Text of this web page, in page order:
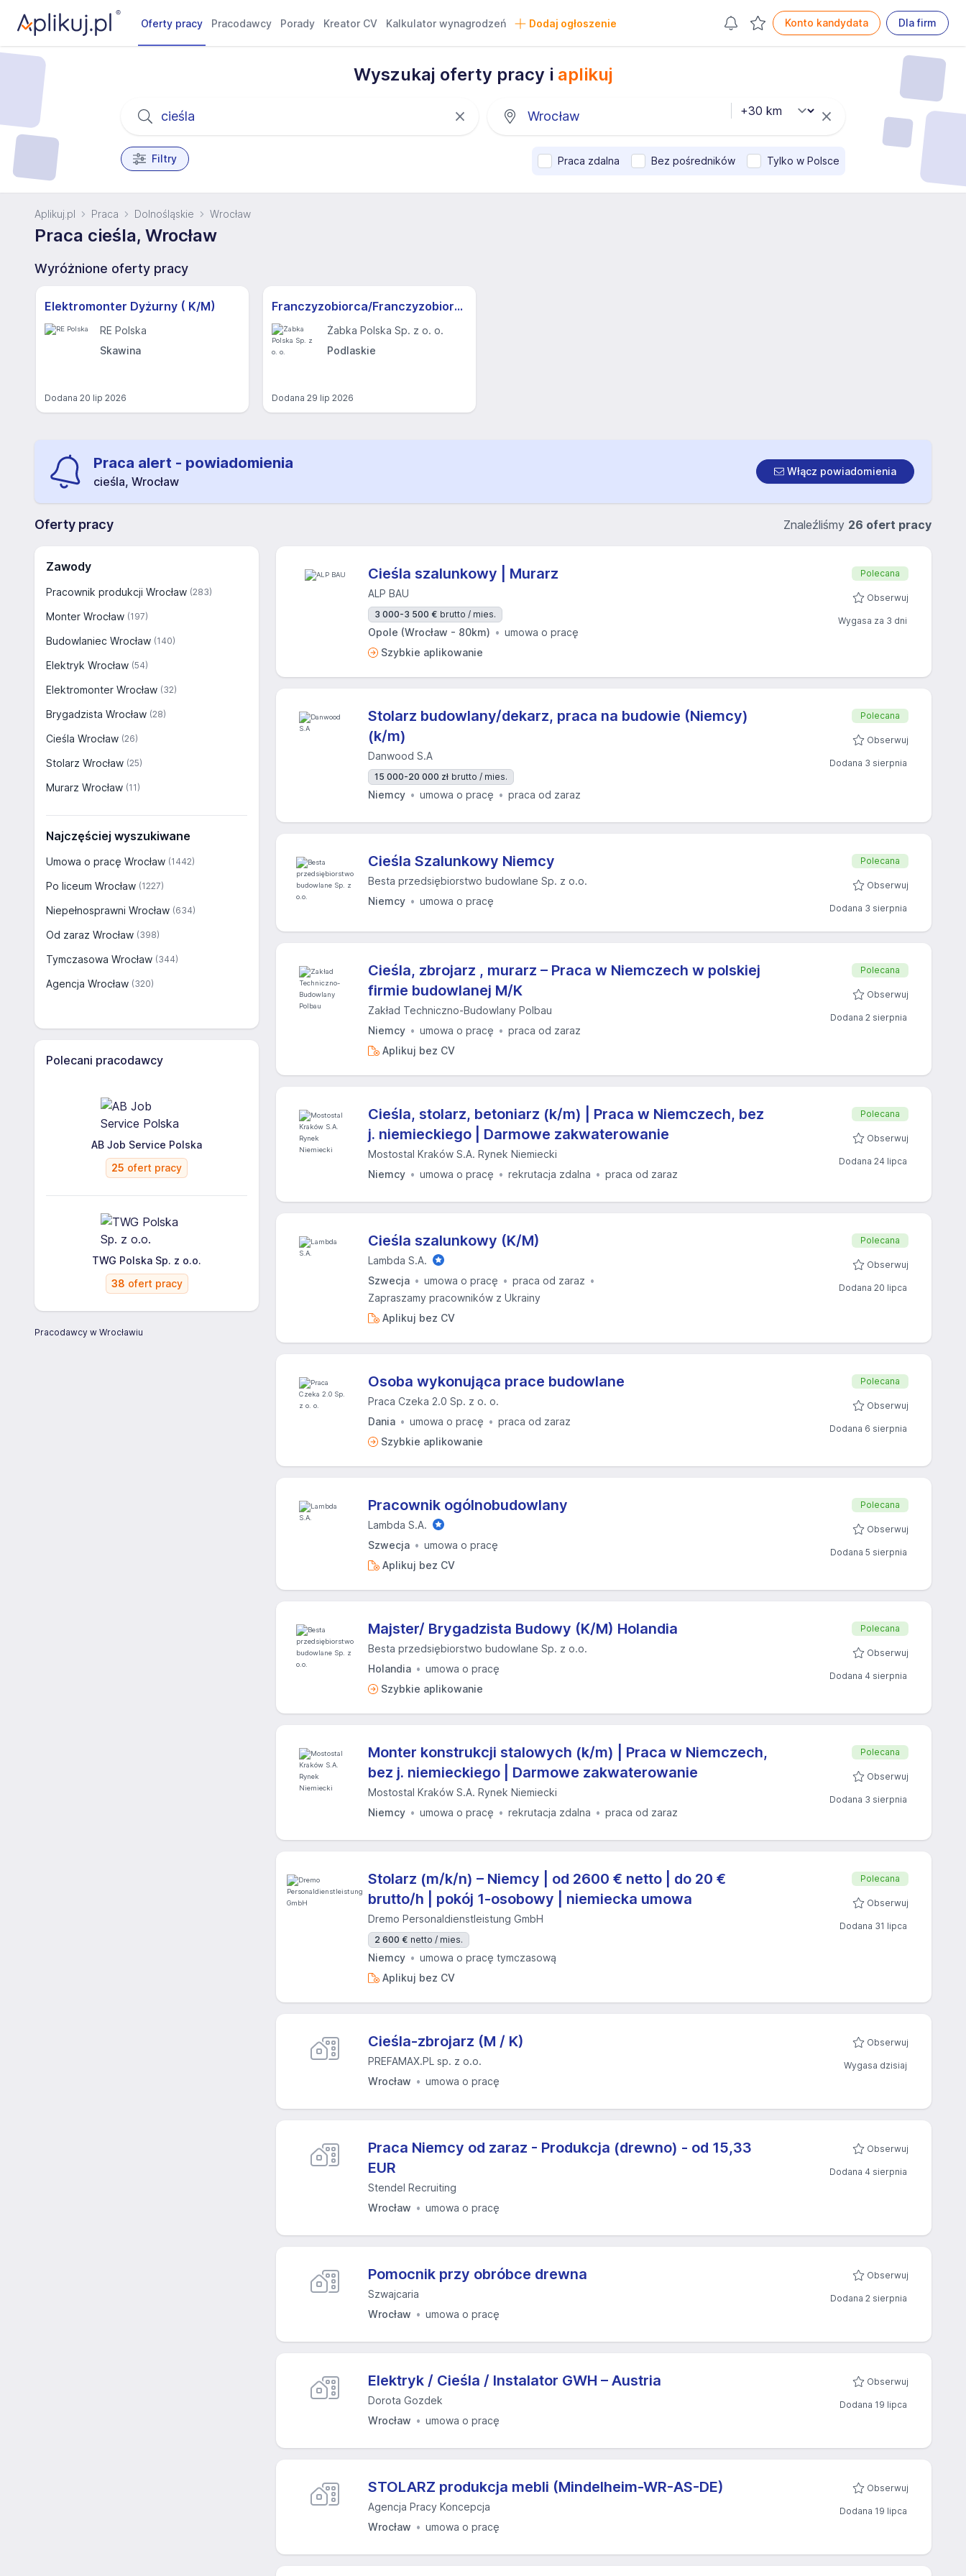
Oferty pracy Pracodawcy Porady Kreator CV Kalkulator wynagrodzeń Dodaj ogłoszenie Konto kandydata Dla firm
Wyszukaj oferty pracy i aplikuj
Filtry Praca zdalna Bez pośredników Tylko w Polsce
Aplikuj.pl Praca Dolnośląskie Wrocław
Praca cieśla, Wrocław
Wyróżnione oferty pracy
Elektromonter Dyżurny ( K/M)
RE Polska
Skawina
Dodana 20 lip 2026
Franczyzobiorca/Franczyzobiorczyni sklepu Żabka
Żabka Polska Sp. z o. o.
Podlaskie
Dodana 29 lip 2026
Praca alert - powiadomienia
cieśla, Wrocław
Włącz powiadomienia
Oferty pracy Znaleźliśmy 26 ofert pracy
Zawody
Pracownik produkcji Wrocław (283)
Monter Wrocław (197)
Budowlaniec Wrocław (140)
Elektryk Wrocław (54)
Elektromonter Wrocław (32)
Brygadzista Wrocław (28)
Cieśla Wrocław (26)
Stolarz Wrocław (25)
Murarz Wrocław (11)
Najczęściej wyszukiwane
Umowa o pracę Wrocław (1442)
Po liceum Wrocław (1227)
Niepełnosprawni Wrocław (634)
Od zaraz Wrocław (398)
Tymczasowa Wrocław (344)
Agencja Wrocław (320)
Polecani pracodawcy
AB Job Service Polska
25 ofert pracy
TWG Polska Sp. z o.o.
38 ofert pracy
Pracodawcy w Wrocławiu
Cieśla szalunkowy | Murarz
ALP BAU
3 000-3 500 € brutto / mies.
Opole (Wrocław - 80km)
umowa o pracę
Szybkie aplikowanie
Polecana
Obserwuj
Wygasa za 3 dni
Stolarz budowlany/dekarz, praca na budowie (Niemcy)
(k/m)
Danwood S.A
15 000-20 000 zł brutto / mies.
Niemcy umowa o pracę praca od zaraz
Polecana
Obserwuj
Dodana 3 sierpnia
Cieśla Szalunkowy Niemcy
Besta przedsiębiorstwo budowlane Sp. z o.o.
Niemcy
umowa o pracę
Polecana
Obserwuj
Dodana 3 sierpnia
Cieśla, zbrojarz , murarz – Praca w Niemczech w polskiej
firmie budowlanej M/K
Zakład Techniczno-Budowlany Polbau
Niemcy
umowa o pracę
praca od zaraz
Aplikuj bez CV
Polecana
Obserwuj
Dodana 2 sierpnia
Cieśla, stolarz, betoniarz (k/m) | Praca w Niemczech, bez
j. niemieckiego | Darmowe zakwaterowanie
Mostostal Kraków S.A. Rynek Niemiecki
Niemcy
umowa o pracę rekrutacja zdalna praca od zaraz
Polecana
Obserwuj
Dodana 24 lipca
Cieśla szalunkowy (K/M)
Lambda S.A.
Szwecja
umowa o pracę
praca od zaraz
Zapraszamy pracowników z Ukrainy
Aplikuj bez CV
Polecana
Obserwuj
Dodana 20 lipca
Osoba wykonująca prace budowlane
Praca Czeka 2.0 Sp. z o. o.
Dania
umowa o pracę
praca od zaraz
Szybkie aplikowanie
Polecana
Obserwuj
Dodana 6 sierpnia
Pracownik ogólnobudowlany
Lambda S.A.
Szwecja
umowa o pracę
Aplikuj bez CV
Polecana
Obserwuj
Dodana 5 sierpnia
Majster/ Brygadzista Budowy (K/M) Holandia
Besta przedsiębiorstwo budowlane Sp. z o.o.
Holandia
umowa o pracę
Szybkie aplikowanie
Polecana
Obserwuj
Dodana 4 sierpnia
Monter konstrukcji stalowych (k/m) | Praca w Niemczech,
bez j. niemieckiego | Darmowe zakwaterowanie
Mostostal Kraków S.A. Rynek Niemiecki
Niemcy
umowa o pracę rekrutacja zdalna praca od zaraz
Polecana
Obserwuj
Dodana 3 sierpnia
Stolarz (m/k/n) – Niemcy | od 2600 € netto | do 20 €
brutto/h | pokój 1-osobowy | niemiecka umowa
Dremo Personaldienstleistung GmbH
2 600 € netto / mies.
Niemcy
umowa o pracę tymczasową
Aplikuj bez CV
Polecana
Obserwuj
Dodana 31 lipca
Cieśla-zbrojarz (M / K)
PREFAMAX.PL sp. z o.o.
Wrocław
umowa o pracę
Obserwuj
Wygasa dzisiaj
Praca Niemcy od zaraz - Produkcja (drewno) - od 15,33
EUR
Stendel Recruiting
Wrocław
umowa o pracę
Obserwuj
Dodana 4 sierpnia
Pomocnik przy obróbce drewna
Szwajcaria
Wrocław
umowa o pracę
Obserwuj
Dodana 2 sierpnia
Elektryk / Cieśla / Instalator GWH – Austria
Dorota Gozdek
Wrocław
umowa o pracę
Obserwuj
Dodana 19 lipca
STOLARZ produkcja mebli (Mindelheim-WR-AS-DE)
Agencja Pracy Koncepcja
Wrocław
umowa o pracę
Obserwuj
Dodana 19 lipca